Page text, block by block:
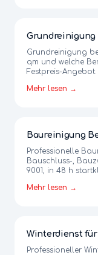
Grundreinigung
qm und welche
Festpreis-
Mehr lesen →
Baureinigung
Professionelle
Bauschluss-,
9001, in 48 h
Mehr lesen →
Winterdienst
Professioneller